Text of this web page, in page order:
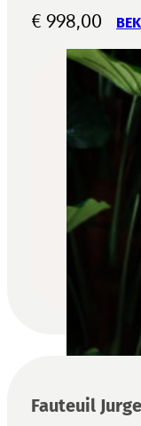
€ 998,00
Fauteuil